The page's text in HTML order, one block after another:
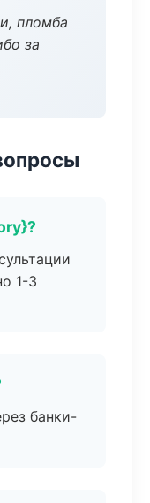
пломба
за
1-3
банки-